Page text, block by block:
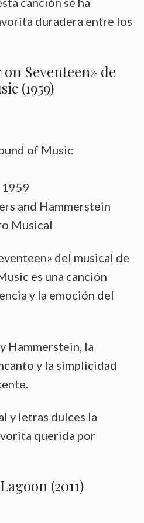
duradera entre los
Seventeen» de
(1959)
of Music
and Hammerstein
Musical
del musical de
es una canción
y la emoción del
Hammerstein, la
y la simplicidad
y letras dulces la
querida por
(2011)